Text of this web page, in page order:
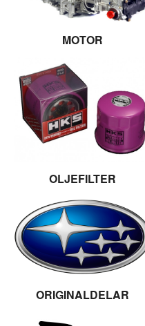
MOTOR
OLJEFILTER
ORIGINALDELAR